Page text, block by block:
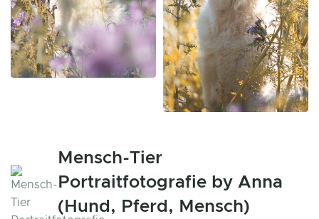
Mensch-Tier
Portraitfotografie by Anna
(Hund, Pferd, Mensch)